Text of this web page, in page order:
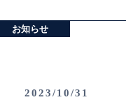
お知らせ
2023/10/31